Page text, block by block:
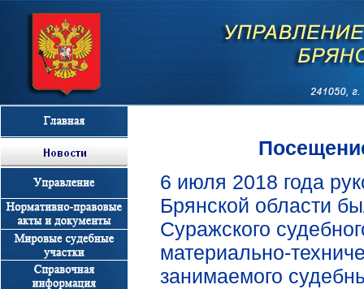
6 июля 2018 года
Брянской области
Суражского
материально-
занимаемого